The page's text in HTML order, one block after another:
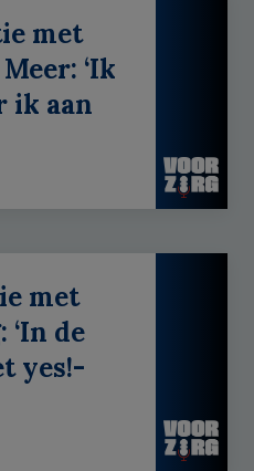
met
‘Ik
ik aan
met
‘In de
yes!-